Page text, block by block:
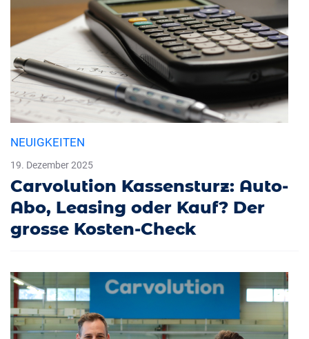
NEUIGKEITEN
19. Dezember 2025
Carvolution Kassensturz: Auto-
Abo, Leasing oder Kauf? Der
grosse Kosten-Check